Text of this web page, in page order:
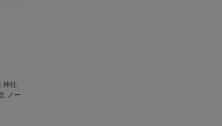
神社
ノー